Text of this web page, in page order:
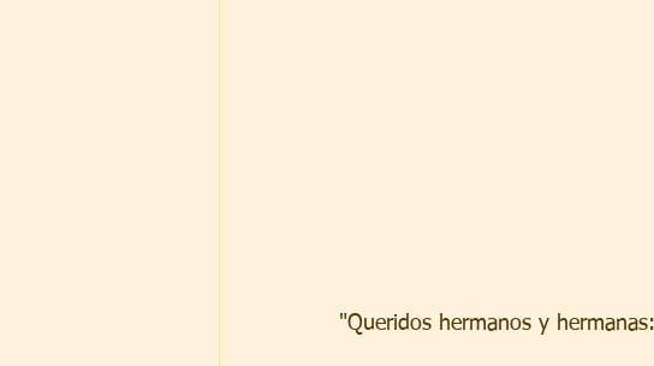
"Queridos hermanos y hermanas: